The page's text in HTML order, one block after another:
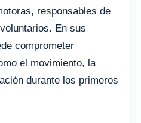
responsables de
En sus
comprometer
el movimiento, la
durante los primeros